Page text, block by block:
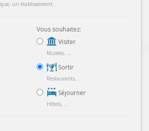
un établissement...
Vous souhaitez:
Visiter
Musées, ...
Sortir
Restaurants, ...
Séjourner
Hôtels, ...